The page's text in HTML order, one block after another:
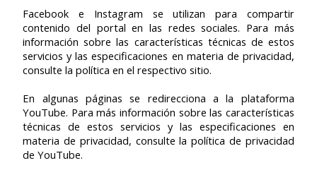
Facebook e Instagram se utilizan para compartir
contenido del portal en las redes sociales. Para más
información sobre las características técnicas de estos
servicios y las especificaciones en materia de privacidad,
consulte la política en el respectivo sitio.
En algunas páginas se redirecciona a la plataforma
YouTube. Para más información sobre las características
técnicas de estos servicios y las especificaciones en
materia de privacidad, consulte la política de privacidad
de YouTube.